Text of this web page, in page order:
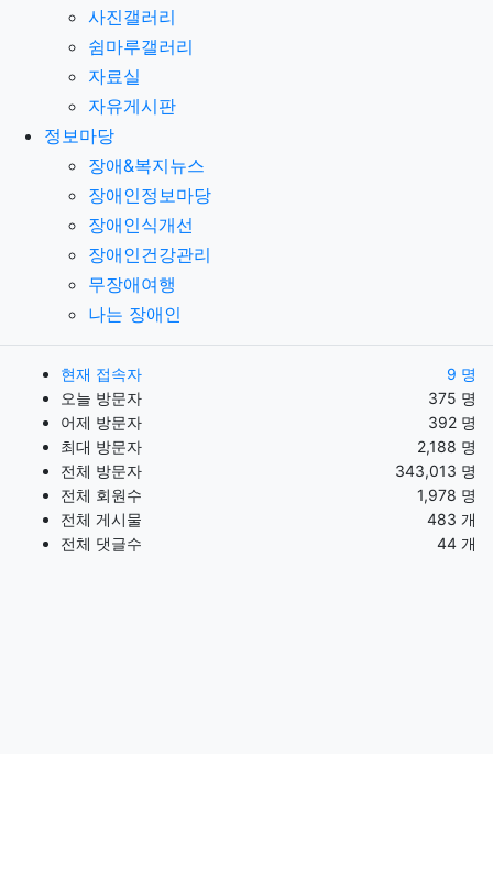
사진갤러리
쉼마루갤러리
자료실
자유게시판
정보마당
장애&복지뉴스
장애인정보마당
장애인식개선
장애인건강관리
무장애여행
나는 장애인
현재 접속자
9 명
오늘 방문자
375 명
어제 방문자
392 명
최대 방문자
2,188 명
전체 방문자
343,013 명
전체 회원수
1,978 명
전체 게시물
483 개
전체 댓글수
44 개